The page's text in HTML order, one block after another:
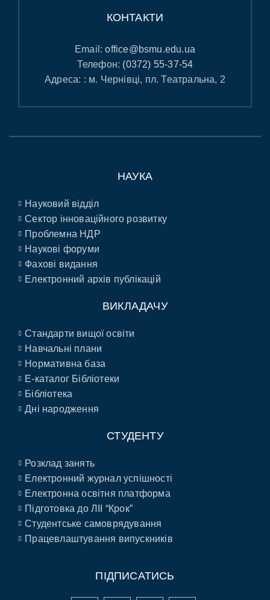
КОНТАКТИ
Email:office@bsmu.edu.ua
Телефон: (0372) 55-37-54
Адреса: : м. Чернівці, пл. Театральна, 2
НАУКА
Науковий відділ
Сектор інноваційного розвитку
Проблемна НДР
Наукові форуми
Фахові видання
Електронний архів публікацій
ВИКЛАДАЧУ
Стандарти вищої освіти
Навчальні плани
Нормативна база
E-каталог Бібліотеки
Бібліотека
Дні народження
СТУДЕНТУ
Розклад занять
Електронний журнал успішності
Електронна освітня платформа
Підготовка до ЛІІ “Крок”
Студентське самоврядування
Працевлаштування випускників
ПІДПИСАТИСЬ